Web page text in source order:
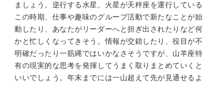
ましょう。逆行する水星、火星が天秤座を運行している
この時期、仕事や趣味のグループ活動で新たなことが始
動したり、あなたがリーダーへと担ぎ出されたりなど何
かと忙しくなってきそう。情報が交錯したり、役目が不
明確だったり一筋縄ではいかなさそうですが、山羊座特
有の現実的な思考を発揮してうまく取りまとめていくと
いいでしょう。年末までには一山超えて先が見通せるよ